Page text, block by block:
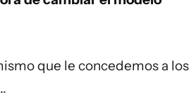
que le concedemos a los